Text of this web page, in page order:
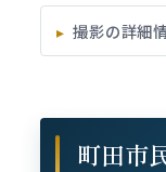
撮影の詳細
町田市